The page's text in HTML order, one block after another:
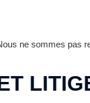
ne sommes pas